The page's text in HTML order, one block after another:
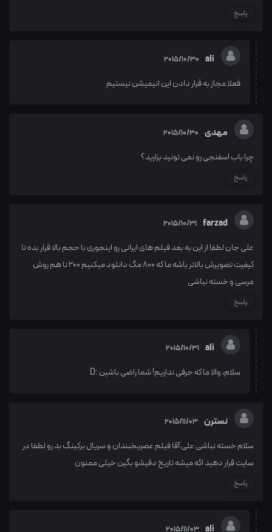
پاسخ
ali
2015/10/30
فعلا مجاز به قرار دادن این انیمیشن نیستیم
مهدی 2015/10/30
چرا باب اسفنجی رو نمی تونید بزارید؟
پاسخ
farzad
2015/10/31
علی جان لطفا از این به بعد فیلم های ایرانی رو اینجوری با حجم بالا قرار بده تا
کیفیت تصویرش بالاتر باشه ما که 800 مگ دانلود میکنیم 200 تا هم روش
مرسی و خسته نباشی
پاسخ
ali
2015/10/31
سلام، والا ما که حرفی نداریم! شما راضی باشین :D
نسترن 2015/11/03
سلام خسته نباشی علی آقا فیلم عصریخبندان و سریال برکینگ بد رو لطفا در
سایت قرار دهید اگه میشه تاریخ دقیشو بگین خیلی ممنون
پاسخ
ali
2015/11/03